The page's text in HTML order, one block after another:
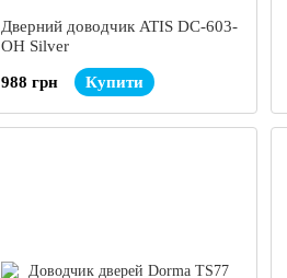
Дверний доводчик ATIS DC-603-
OH Silver
988 грн Купити